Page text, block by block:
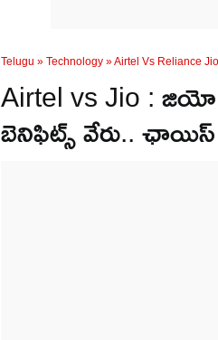
Telugu » Technology »Airtel Vs Reliance
Airtel vs Jio :
బెనిఫిట్స్ వేరు..